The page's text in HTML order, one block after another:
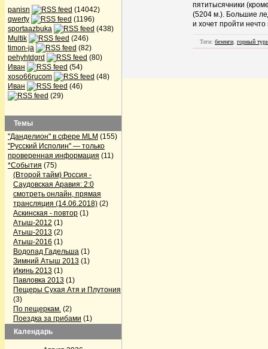
пятитысячники
(5204 м.). Большие
и хочет пройти
Теги: безенги, горный
panisn
(14042)
qwerty
(1196)
sportaazbuka
(438)
Multik
(246)
timon-ja
(82)
pehyhtdgrd
(80)
Иван
(54)
xoso66rucom
(48)
Иван
(46)
(29)
Темы
"Данделион" в сфере MLM (155)
"Русский Исполин" — только
проверенная информация (11)
*События (75)
(Второй тайм) Россия -
Саудовская Аравия: 2:0
смотреть онлайн, прямая
трансляция (14.06.2018) (2)
Аскинская - повтор (1)
Атыш-2012 (1)
Атыш-2013 (2)
Атыш-2016 (1)
Водопад Гадельша (1)
Зимний Атыш 2013 (1)
Икинь 2013 (1)
Павловка 2013 (1)
Пещеры Сухая Атя и Плутония
(3)
По пещеркам. (2)
Поездка за грибами (1)
Поездка на Павловку
Поездка по пещерам
Челябинской области
Календарь